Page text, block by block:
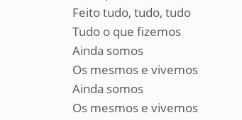
Feito tudo, tudo, tudo
Tudo o que fizemos
Ainda somos
Os mesmos e vivemos
Ainda somos
Os mesmos e vivemos